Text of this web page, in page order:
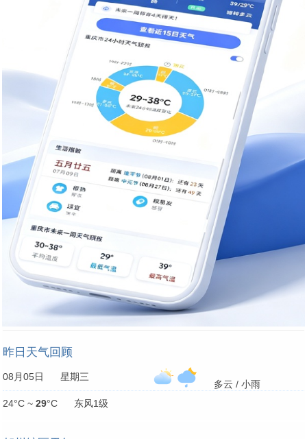
昨日天气回顾
08月05日 星期三
多云 / 小雨
24°C ~ 29°C 东风1级